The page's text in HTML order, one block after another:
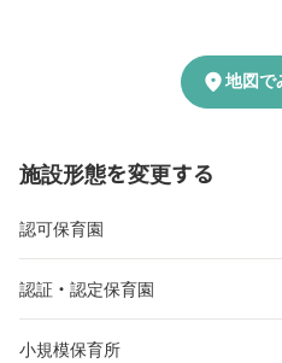
location_on地図で
施設形態を変更する
認可保育園
認証・認定保育園
小規模保育所